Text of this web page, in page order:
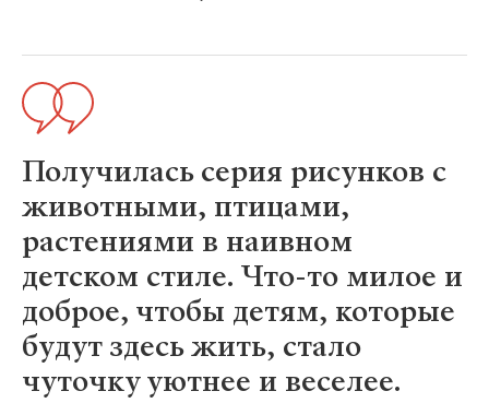
Получилась серия рисунков с
животными, птицами,
растениями в наивном
детском стиле. Что-то милое и
доброе, чтобы детям, которые
будут здесь жить, стало
чуточку уютнее и веселее.